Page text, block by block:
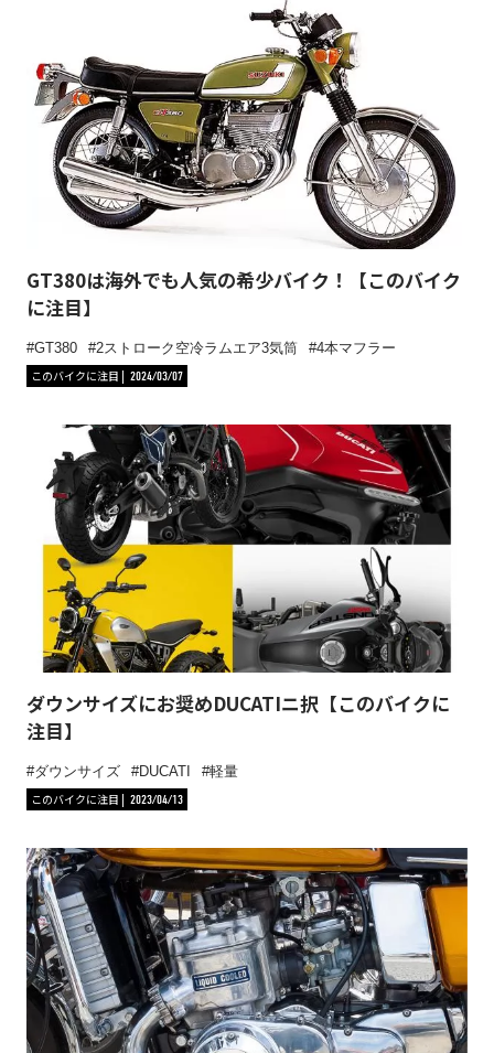
GT380は海外でも人気の希少バイク！【このバイク
に注目】
GT380 2ストローク空冷ラムエア3気筒
4本マフラー
このバイクに注目
2024/03/07
ダウンサイズにお奨めDUCATIニ択【このバイクに
注目】
ダウンサイズ DUCATI
軽量
このバイクに注目
2023/04/13